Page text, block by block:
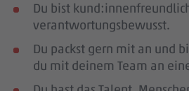
Du bist
verantwortungsbewusst.
Du packst gern mit an und
du mit deinem Team an